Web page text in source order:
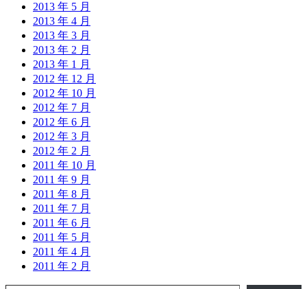
2013 年 5 月
2013 年 4 月
2013 年 3 月
2013 年 2 月
2013 年 1 月
2012 年 12 月
2012 年 10 月
2012 年 7 月
2012 年 6 月
2012 年 3 月
2012 年 2 月
2011 年 10 月
2011 年 9 月
2011 年 8 月
2011 年 7 月
2011 年 6 月
2011 年 5 月
2011 年 4 月
2011 年 2 月
输入您的电子邮件…